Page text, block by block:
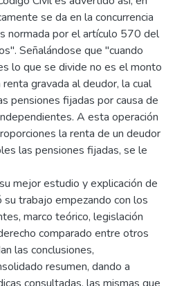
se da en la concurrencia
normada por el artículo 570 del
Señalándose que "cuando
lo que se divide no es el monto
gravada al deudor, la cual
pensiones fijadas por causa de
A esta operación
la renta de un deudor
las pensiones fijadas, se le
mejor estudio y explicación de
trabajo empezando con los
marco teórico, legislación
comparado entre otros
las conclusiones,
resumen, dando a
consultadas, las mismas que